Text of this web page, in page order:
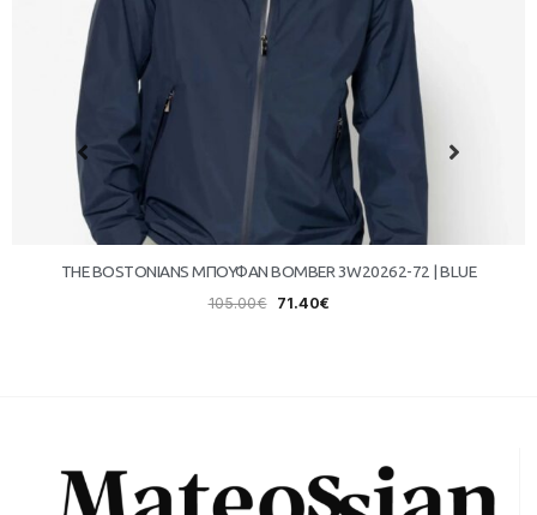
THE BOSTONIANS ΜΠΟΥΦΑΝ BOMBER 3W20262-72 | BLUE
105.00€ 71.40€